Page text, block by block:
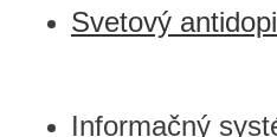
Svetový
Informačný